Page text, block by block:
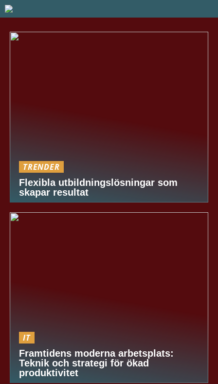
TRENDER
Flexibla utbildningslösningar som
skapar resultat
IT
Framtidens moderna arbetsplats:
Teknik och strategi för ökad
produktivitet